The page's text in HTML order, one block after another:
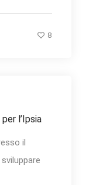
8
l’Ipsia
il